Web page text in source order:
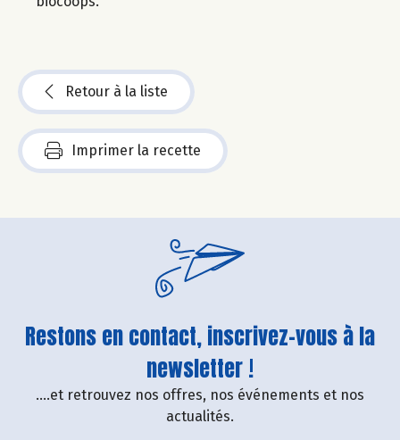
Retour à la liste
Imprimer la recette
Restons en contact, inscrivez-vous à la
newsletter !
....et retrouvez nos offres, nos événements et nos
actualités.